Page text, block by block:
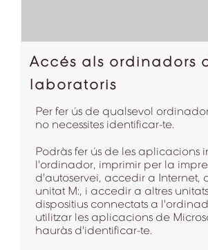
Accés als ordinadors
laboratoris
Per fer ús de qualsevol
no necessites identificar-te.
Podràs fer ús de les aplicacions
l'ordinador, imprimir per la
d'autoservei, accedir a Internet,
unitat M:, i accedir a altres
dispositius connectats a
utilitzar les aplicacions de
hauràs d'identificar-te.